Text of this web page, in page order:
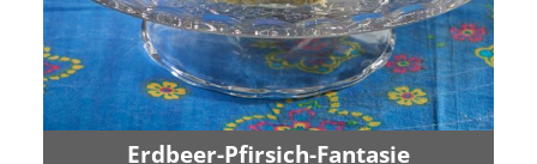
Erdbeer-Pfirsich-Fantasie